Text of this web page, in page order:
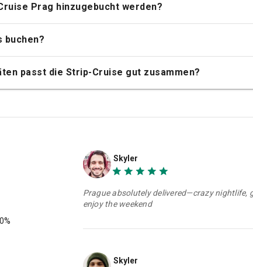
Prag hinzugebucht werden?
buchen?
passt die Strip-Cruise gut zusammen?
Skyler
Prague absolutely delivered—crazy nightlife,
enjoy the weekend
Skyler